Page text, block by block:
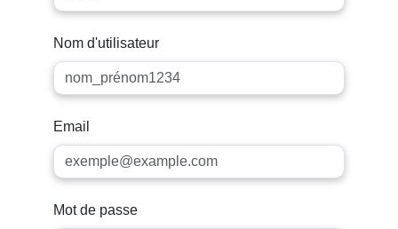
Nom d'utilisateur
Email
Mot de passe